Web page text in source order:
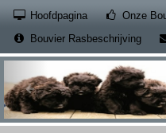
Hoofdpagina Onze
Bouvier Rasbeschrijving